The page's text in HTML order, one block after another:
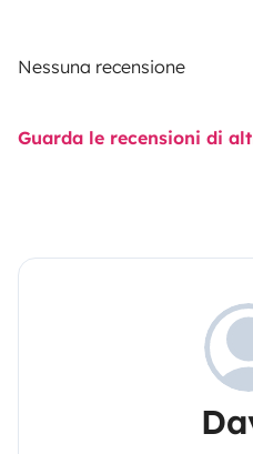
Nessuna recensione
Guarda le recensioni di